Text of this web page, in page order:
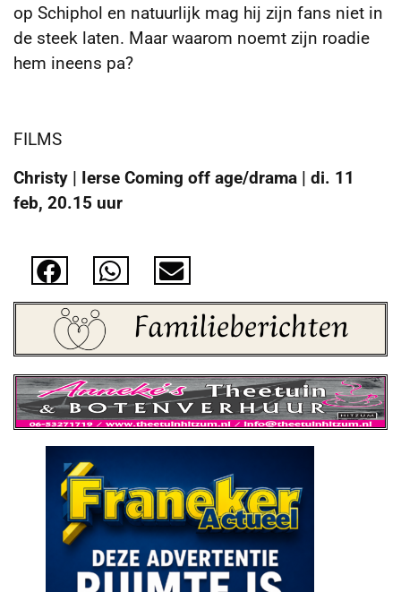
op Schiphol en natuurlijk mag hij zijn fans niet in
de steek laten. Maar waarom noemt zijn roadie
hem ineens pa?
FILMS
Christy | Ierse Coming off age/drama | di. 11
feb, 20.15 uur